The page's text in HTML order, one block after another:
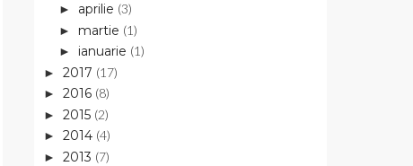
► aprilie (3)
► martie (1)
► ianuarie (1)
► 2017 (17)
► 2016 (8)
► 2015 (2)
► 2014 (4)
► 2013 (7)